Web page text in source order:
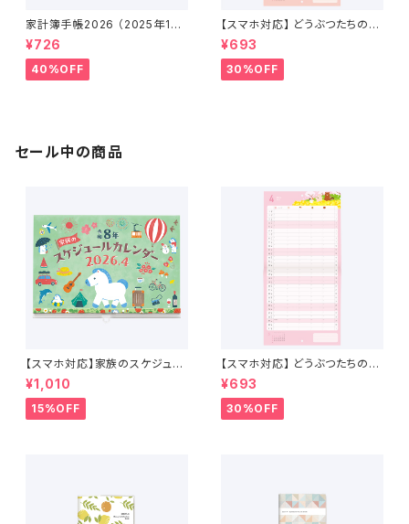
家計簿手帳2026 （2025年12
月〜2027年1月）
¥726
40%OFF
【スマホ対応】 どうぶつたちのス
ケジュールカレンダー 2026年
1月始まり
¥693
30%OFF
セール中の商品
【スマホ対応】家族のスケジュー
ルカレンダー 4月始まり （2026
年4月〜2027年4月）
¥1,010
15%OFF
【スマホ対応】 どうぶつたちのス
ケジュールカレンダー 2026年
4月始まり
¥693
30%OFF